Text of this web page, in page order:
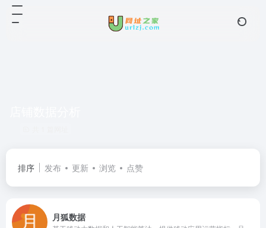
排序 发布 更新 浏览 点赞
月狐数据